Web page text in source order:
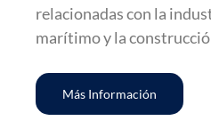
relacionadas con la
marítimo y la
Más Información